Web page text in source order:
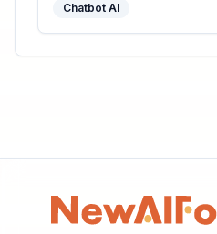
Chatbot AI